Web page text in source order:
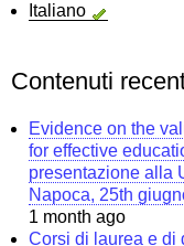
Italiano
Contenuti
Evidence on the
for effective
presentazione alla
Napoca, 25th
1 month ago
Corsi di laurea e di